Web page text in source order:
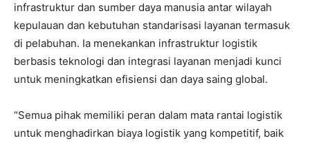
infrastruktur dan sumber daya manusia antar wilayah
kepulauan dan kebutuhan standarisasi layanan termasuk
di pelabuhan. Ia menekankan infrastruktur logistik
berbasis teknologi dan integrasi layanan menjadi kunci
untuk meningkatkan efisiensi dan daya saing global.
“Semua pihak memiliki peran dalam mata rantai logistik
untuk menghadirkan biaya logistik yang kompetitif, baik